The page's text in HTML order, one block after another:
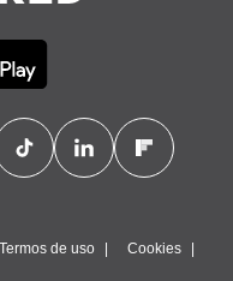
Termos de uso Cookies